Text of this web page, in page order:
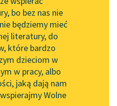
API
OAI-PMH
Widget Wolnych Lektur
Przypisy
bo bez nas nie
będziemy mieć
literatury, do
które bardzo
dzieciom w
w pracy, albo
jaką dają nam
Wolne
czytaj online
i najlepszych wierszy
do najznakomitszych i
w języku angielskim. Dzięki
sonetu oraz